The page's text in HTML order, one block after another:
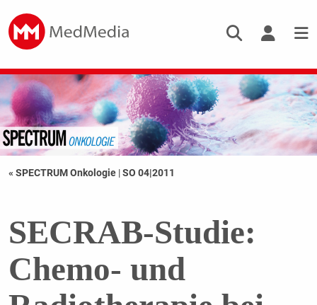
« SPECTRUM Onkologie |SO 04|2011
SECRAB-Studie:
Chemo- und